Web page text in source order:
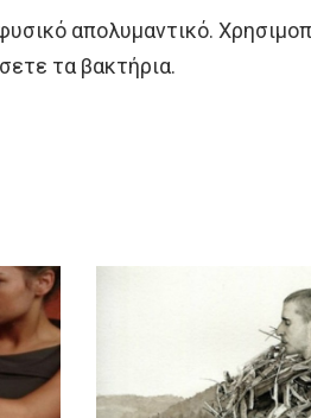
απολυμαντικό.
τα βακτήρια.